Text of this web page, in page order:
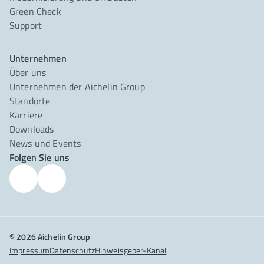
Green Check
Support
Unternehmen
Über uns
Unternehmen der Aichelin Group
Standorte
Karriere
Downloads
News und Events
Folgen Sie uns
© 2026 Aichelin Group
ImpressumDatenschutzHinweisgeber-Kanal